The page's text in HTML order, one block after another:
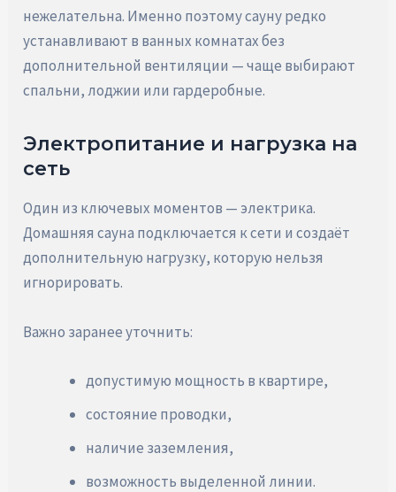
нежелательна. Именно поэтому сауну редко
устанавливают в ванных комнатах без
дополнительной вентиляции — чаще выбирают
спальни, лоджии или гардеробные.
Электропитание и нагрузка на
сеть
Один из ключевых моментов — электрика.
Домашняя сауна подключается к сети и создаёт
дополнительную нагрузку, которую нельзя
игнорировать.
Важно заранее уточнить:
допустимую мощность в квартире,
состояние проводки,
наличие заземления,
возможность выделенной линии.